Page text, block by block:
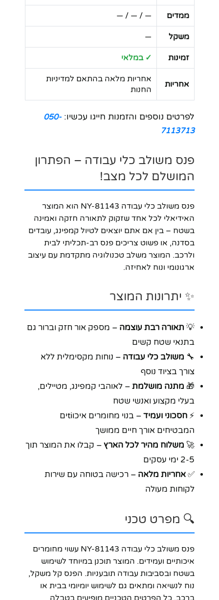
ממדים — / — / —
משקל —
זמינות ✓ במלאי
אחריות
אחריות מלאה בהתאם למדיניות
החנות
לפרטים נוספים והזמנות חייגו עכשיו: 050-
7113713
פנס משולב כלי עבודה – הפתרון
המושלם לכל מצב!
פנס משולב כלי עבודה NY-81143 הוא המוצר
האידיאלי לכל אחד שזקוק לתאורה חזקה ואמינה
בשטח – בין אם אתם יוצאים לטיול קמפינג, עובדים
בסדנה, או פשוט צריכים פנס רב-תכליתי לבית
ולרכב. המוצר משלב טכנולוגיה מתקדמת עם עיצוב
ארגונומי ונוח לאחיזה.
✨ יתרונות המוצר
💡 תאורה רבת עוצמה – מספק אור חזק וברור גם
בתנאי שטח קשים
🔧 משולב כלי עבודה – נוחות מקסימלית ללא
צורך בציוד נוסף
🎁 מתנה מושלמת – לאוהבי קמפינג, מטיילים,
בעלי מקצוע ואנשי שטח
⚡ חסכוני ועמיד
– בנוי מחומרים איכוtiים
המבטיחים אורך חיים ממושך
🚀 משלוח מהיר לכל הארץ – קבלו את המוצר תוך
2-5 ימי עסקים
✅ אחריות מלאה – רכישה בטוחה עם שירות
לקוחות מעולה
🔍 מפרט טכני
פנס משולב כלי עבודה NY-81143 עשוי מחומרים
איכותיים ועמידים. המוצר תוכנן במיוחד לשימוש
בשטח ובסביבות עבודה תובעניות. הפנס קל משקל,
נוח לנשיאה ומתאים גם לשימוש יומיומי בבית או
ברכב. כל הפרטים הטכניים מופיעים בטבלה